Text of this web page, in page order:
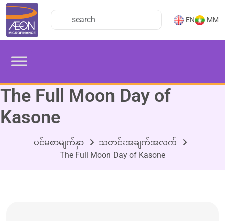
EN MM
The Full Moon Day of
Kasone
ပင်မစာမျက်နှာ
သတင်းအချက်အလက်
The Full Moon Day of Kasone